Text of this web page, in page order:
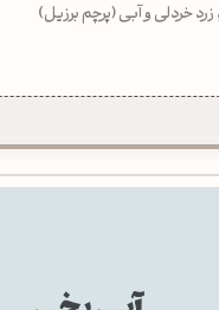
زرد خردلی و آبی (پرچم برزیل)